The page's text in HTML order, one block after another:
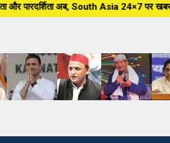
अब, South Asia 24×7 पर खबर